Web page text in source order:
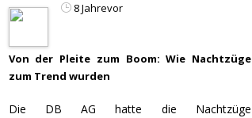
8 Jahrevor
Von der Pleite zum Boom: Wie Nachtzüge
zum Trend wurden
Die DB AG hatte die Nachtzüge